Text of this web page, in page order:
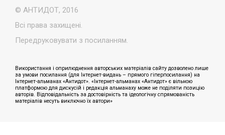
© АНТИДОТ, 2016
Всі права захищені.
Передруковувати з посиланням.
Використання і оприлюднення авторських матеріалів сайту дозволено лише
за умови посилання (для Інтернет-видань – прямого гіперпосилання) на
Інтернет-альманах «Антидот». «Інтернет-альманах «Антидот» є вільною
платформою для дискусій і редакція альманаху може не поділяти позицію
авторів. Відповідальність за достовірність та ідеологічну спрямованість
матеріалів несуть виключно їх автори»